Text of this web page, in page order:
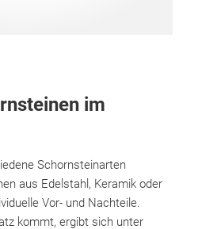
im
Schornsteinarten
aus Edelstahl, Keramik oder
Vor- und Nachteile.
kommt, ergibt sich unter